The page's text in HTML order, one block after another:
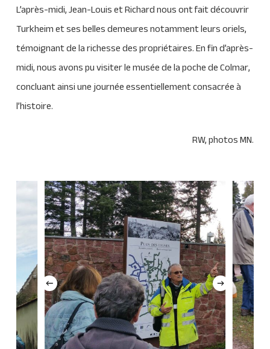
L’après-midi, Jean-Louis et Richard nous ont fait découvrir
Turkheim et ses belles demeures notamment leurs oriels,
témoignant de la richesse des propriétaires. En fin d’après-
midi, nous avons pu visiter le musée de la poche de Colmar,
concluant ainsi une journée essentiellement consacrée à
l’histoire.
RW, photos MN.